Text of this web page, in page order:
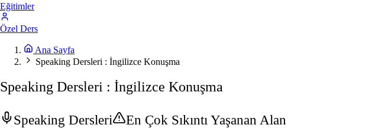
Eğitimler
Özel Ders
Ana Sayfa
Speaking Dersleri : İngilizce Konuşma
Speaking Dersleri : İngilizce Konuşma
Speaking Dersleri En Çok Sıkıntı Yaşanan Alan